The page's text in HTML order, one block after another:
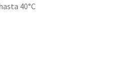
40°C